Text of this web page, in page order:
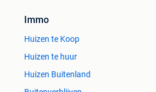
Immo
Huizen te Koop
Huizen te huur
Huizen Buitenland